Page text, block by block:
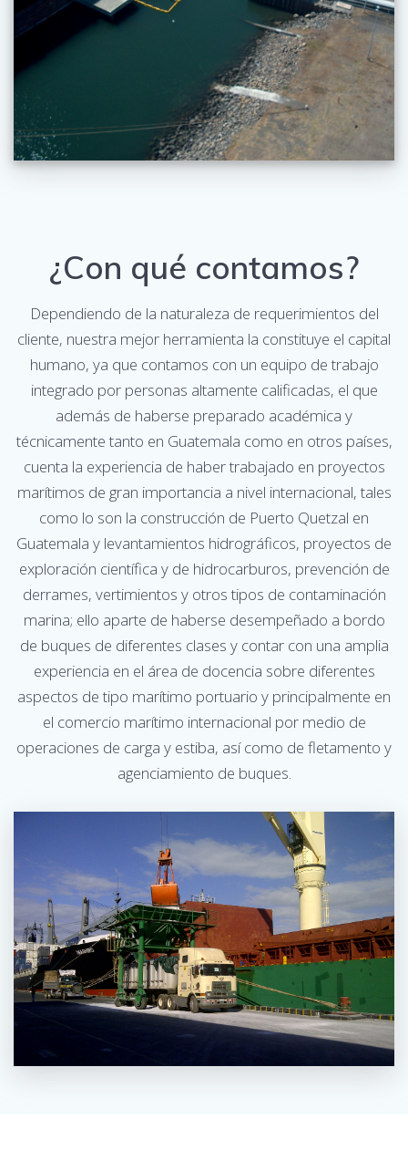
¿Con qué contamos?
Dependiendo de la naturaleza de requerimientos del
cliente, nuestra mejor herramienta la constituye el capital
humano, ya que contamos con un equipo de trabajo
integrado por personas altamente calificadas, el que
además de haberse preparado académica y
técnicamente tanto en Guatemala como en otros países,
cuenta la experiencia de haber trabajado en proyectos
marítimos de gran importancia a nivel internacional, tales
como lo son la construcción de Puerto Quetzal en
Guatemala y levantamientos hidrográficos, proyectos de
exploración científica y de hidrocarburos, prevención de
derrames, vertimientos y otros tipos de contaminación
marina; ello aparte de haberse desempeñado a bordo
de buques de diferentes clases y contar con una amplia
experiencia en el área de docencia sobre diferentes
aspectos de tipo marítimo portuario y principalmente en
el comercio marítimo internacional por medio de
operaciones de carga y estiba, así como de fletamento y
agenciamiento de buques.